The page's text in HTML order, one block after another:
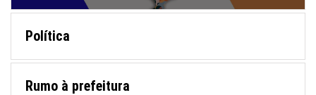
Política
Rumo à prefeitura